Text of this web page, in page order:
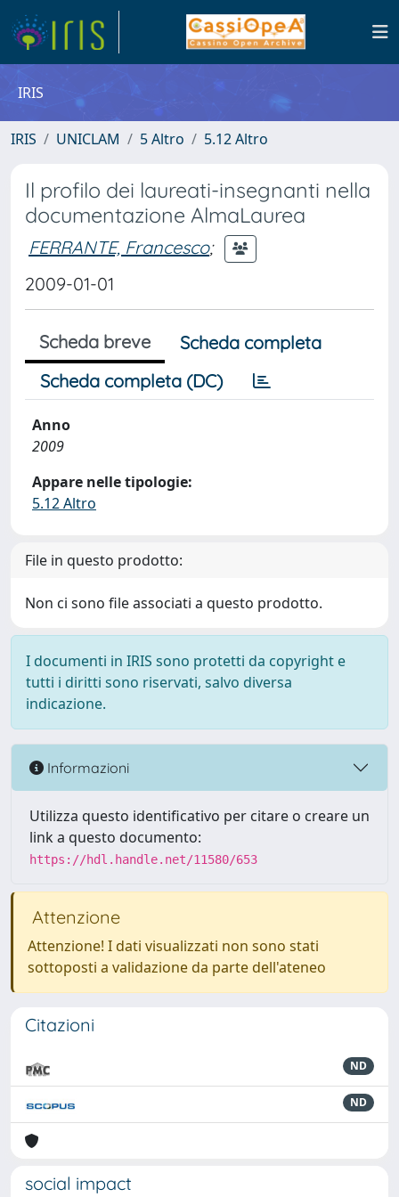
IRIS
IRIS UNICLAM 5 Altro 5.12 Altro
Il profilo dei laureati-insegnanti nella
documentazione AlmaLaurea
FERRANTE, Francesco;
2009-01-01
Scheda breve
Scheda completa
Scheda completa (DC)
Anno
2009
Appare nelle tipologie:
5.12 Altro
File in questo prodotto:
Non ci sono file associati a questo prodotto.
I documenti in IRIS sono protetti da copyright e
tutti i diritti sono riservati, salvo diversa
indicazione.
Informazioni
Utilizza questo identificativo per citare o creare un
link a questo documento:
https://hdl.handle.net/11580/653
Attenzione
Attenzione! I dati visualizzati non sono stati
sottoposti a validazione da parte dell'ateneo
Citazioni
ND
ND
social impact